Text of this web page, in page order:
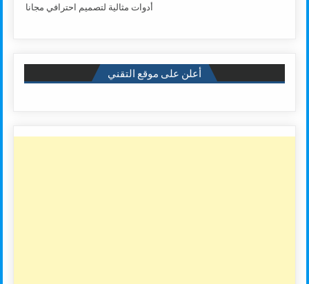
أدوات مثالية لتصميم احترافي مجانا
أعلن على موقع التقني